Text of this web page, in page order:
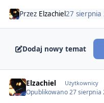
Przez Elzachiel27 sierpnia
Dodaj nowy temat
Elzachiel Użytkownicy
Opublikowano27 sierpnia